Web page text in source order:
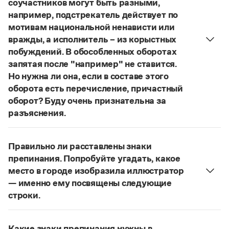
Словари русского языка как государственного
Справочники
Правила русской орфографии и пунктуации
Русский язык. Краткий теоретический курс
для школьников
Письмовник
Справочник по пунктуации
Азбучные истины
Словарь-справочник непростые слова
Все справочники портала
Новости и события
Управление в русском языке
Словарь русских имён
Словарь методических терминов
Правила русской орфографии и пунктуации
(1956)
соучастников могут быть разными,
например, подстрекатель действует по
мотивам национальной ненависти или
вражды, а исполнитель – из корыстных
побуждений. В обособленных оборотах
запятая после "например" не ставится.
Но нужна ли она, если в составе этого
оборота есть перечисление, причастный
оборот? Буду очень признательна за
разъяснения.
В § 94«Правил русской орфографии и пунктуации»
слова и сочетания слов, стоящие на границе
частей сложного предложения и относящиеся к
следующему за ними предложению,
не отделяются от него запятой:Послышался
резкий стук, должно быть сорвалась ставня
По этому правилу запятая посленапример
не нужна:Мотивы совершения преступления у
Правильно ли расставлены знаки
препинания. Попробуйте угадать, какое
место в городе изобразила иллюстратор
— именно ему посвящены следующие
строки.
Нужно закрыть запятой придаточную часть: